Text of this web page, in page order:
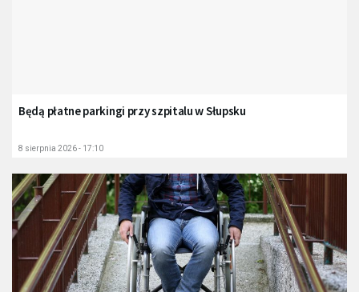
Będą płatne parkingi przy szpitalu w Słupsku
8 sierpnia 2026 - 17:10